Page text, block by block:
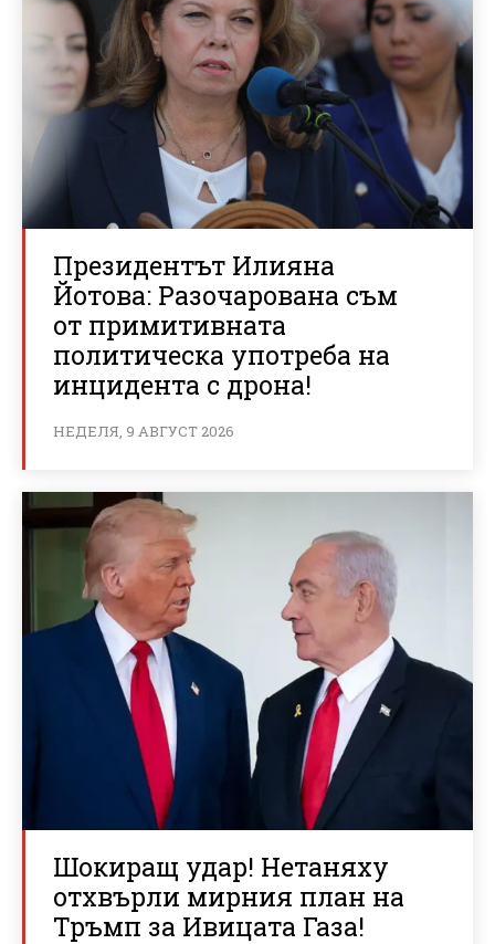
Президентът Илияна
Йотова: Разочарована съм
от примитивната
политическа употреба на
инцидента с дрона!
НЕДЕЛЯ, 9 АВГУСТ 2026
Шокиращ удар! Нетаняху
отхвърли мирния план на
Тръмп за Ивицата Газа!